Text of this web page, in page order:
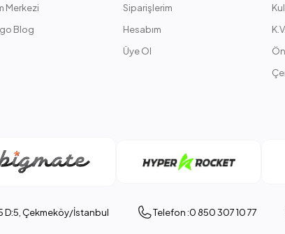
Merkezi
Blog
Siparişlerim
Hesabım
Üye Ol
D:5, Çekmeköy/İstanbul Telefon :0 850 307 10 77